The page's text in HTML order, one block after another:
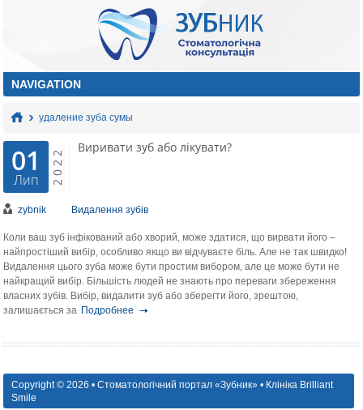
удаление зуба сумы
01
Лип 2022 Виривати зуб або лікувати?
zybnik Видалення зубів
Коли ваш зуб інфікований або хворий, може здатися, що вирвати його –
найпростіший вибір, особливо якщо ви відчуваєте біль. Але не так швидко!
Видалення цього зуба може бути простим вибором, але це може бути не
найкращий вибір. Більшість людей не знають про переваги збереження
власних зубів. Вибір, видалити зуб або зберегти його, зрештою,
залишається за Подробнее
Copyright © 2026 • Стоматологічний портал «Зубник» • Клініка Brilliant
Smile